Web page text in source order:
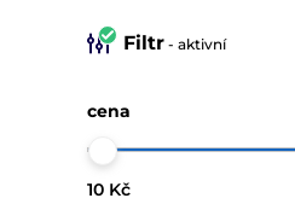
Filtr - aktivní
cena
10 Kč